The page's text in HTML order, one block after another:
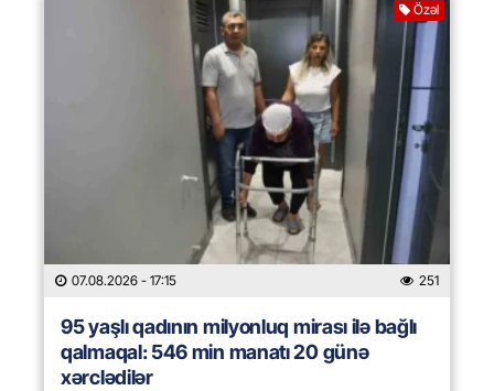
Özəl
07.08.2026 - 17:15 251
95 yaşlı qadının milyonluq mirası ilə bağlı
qalmaqal: 546 min manatı 20 günə
xərclədilər